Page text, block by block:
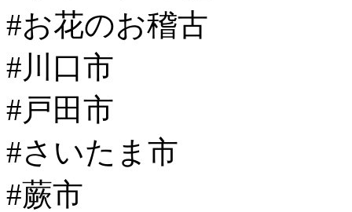
#お花のお稽古
#川口市
#戸田市
#さいたま市
#蕨市